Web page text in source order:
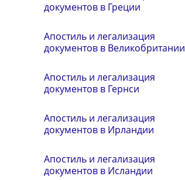
документов в Греции
Апостиль и легализация
документов в Великобритании
Апостиль и легализация
документов в Гернси
Апостиль и легализация
документов в Ирландии
Апостиль и легализация
документов в Исландии